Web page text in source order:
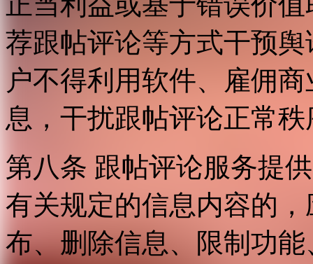
荐跟帖评论等方式干预
户不得利用软件、雇佣
息，干扰跟帖评论正常
第八条 跟帖评论服务提
有关规定的信息内容的
布、删除信息、限制功